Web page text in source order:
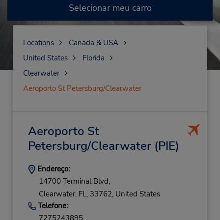
Selecionar meu carro
Locations
Canada & USA
United States
Florida
Clearwater
Aeroporto St Petersburg/Clearwater
Aeroporto St
Petersburg/Clearwater(PIE)
Endereço:
14700 Terminal Blvd,
Clearwater, FL, 33762, United States
Telefone: